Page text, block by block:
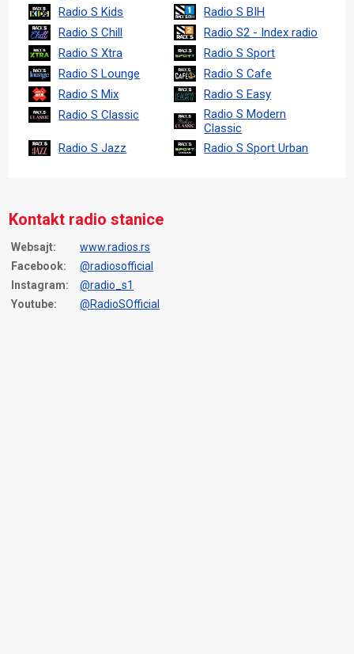
Radio S Kids
Radio S BIH
Radio S Chill
Radio S2 - Index radio
Radio S Xtra
Radio S Sport
Radio S Lounge
Radio S Cafe
Radio S Mix
Radio S Easy
Radio S Classic
Radio S Modern
Classic
Radio S Jazz
Radio S Sport Urban
Kontakt radio stanice
Websajt:
www.radios.rs
Facebook:
@radiosofficial
Instagram:
@radio_s1
Youtube:
@RadioSOfficial